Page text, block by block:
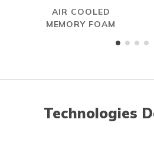
AIR COOLED
MEMORY FOAM
Technologies